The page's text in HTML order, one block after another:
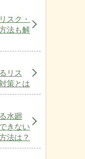
スク・
法も解
リス
策とは
水廻
きない
法は？